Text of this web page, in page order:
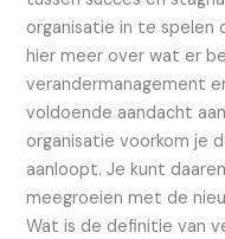
organisatie in te spelen
hier meer over wat er
verandermanagement
voldoende aandacht
organisatie voorkom je
aanloopt. Je kunt
meegroeien met de
Wat is de definitie van